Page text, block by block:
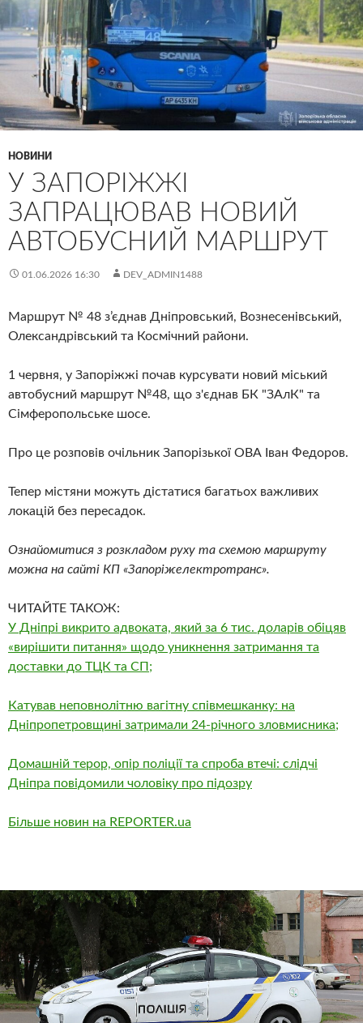
НОВИНИ
У ЗАПОРІЖЖІ
ЗАПРАЦЮВАВ НОВИЙ
АВТОБУСНИЙ МАРШРУТ
01.06.2026 16:30 DEV_ADMIN1488
Маршрут № 48 з’єднав Дніпровський, Вознесенівський,
Олександрівський та Космічний райони.
1 червня, у Запоріжжі почав курсувати новий міський
автобусний маршрут №48, що з'єднав БК "ЗАлК" та
Сімферопольське шосе.
Про це розповів очільник Запорізької ОВА Іван Федоров.
Тепер містяни можуть дістатися багатьох важливих
локацій без пересадок.
Ознайомитися з розкладом руху та схемою маршруту
можна на сайті КП «Запоріжелектротранс».
ЧИТАЙТЕ ТАКОЖ:
У Дніпрі викрито адвоката, який за 6 тис. доларів обіцяв
«вирішити питання» щодо уникнення затримання та
доставки до ТЦК та СП;
Катував неповнолітню вагітну співмешканку: на
Дніпропетровщині затримали 24-річного зловмисника;
Домашній терор, опір поліції та спроба втечі: слідчі
Дніпра повідомили чоловіку про підозру
Більше новин на REPORTER.ua